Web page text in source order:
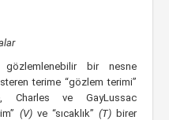
bir nesne
terime “gözlem terimi”
Charles ve GayLussac
(V) ve “sıcaklık” (T) birer